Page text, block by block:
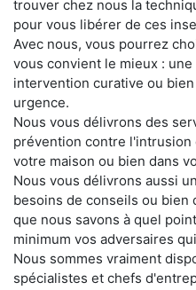
trouver chez nous la
pour vous libérer de ces
Avec nous, vous pourrez
vous convient le mieux :
intervention curative ou
urgence.
Nous vous délivrons des
prévention contre l'intrusion
votre maison ou bien dans
Nous vous délivrons aussi
besoins de conseils ou bien
que nous savons à quel
minimum vos adversaires
Nous sommes vraiment
spécialistes et chefs